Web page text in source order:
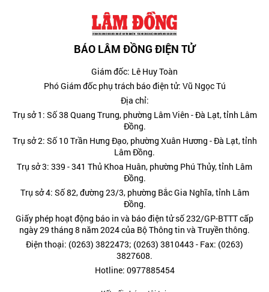
BÁO LÂM ĐỒNG ĐIỆN TỬ
Giám đốc: Lê Huy Toàn
Phó Giám đốc phụ trách báo điện tử: Vũ Ngọc Tú
Địa chỉ:
Trụ sở 1: Số 38 Quang Trung, phường Lâm Viên - Đà Lạt, tỉnh Lâm
Đồng.
Trụ sở 2: Số 10 Trần Hưng Đạo, phường Xuân Hương - Đà Lạt, tỉnh
Lâm Đồng.
Trụ sở 3: 339 - 341 Thủ Khoa Huân, phường Phú Thủy, tỉnh Lâm
Đồng.
Trụ sở 4: Số 82, đường 23/3, phường Bắc Gia Nghĩa, tỉnh Lâm
Đồng.
Giấy phép hoạt động báo in và báo điện tử số 232/GP-BTTT cấp
ngày 29 tháng 8 năm 2024 của Bộ Thông tin và Truyền thông.
Điện thoại: (0263) 3822473; (0263) 3810443 - Fax: (0263)
3827608.
Hotline: 0977885454